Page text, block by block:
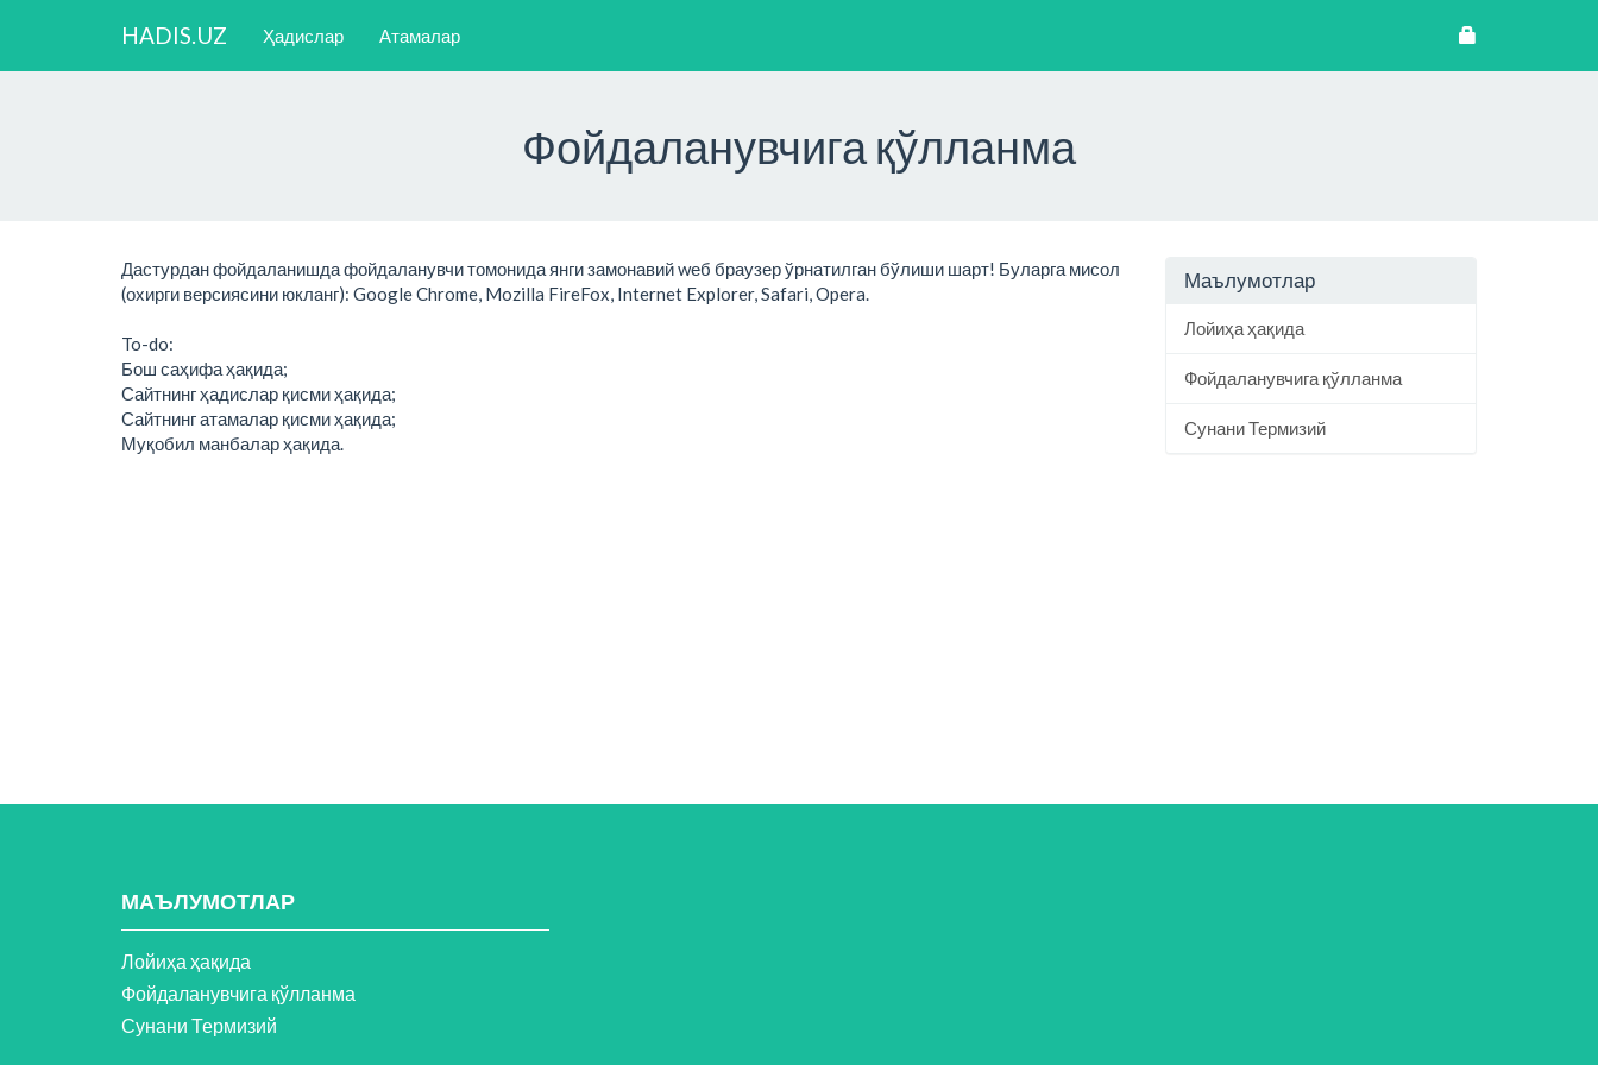
HADIS.UZ Ҳадислар Атамалар
Фойдаланувчига қўлланма
Дастурдан фойдаланишда фойдаланувчи томонида янги замонавий wеб браузер ўрнатилган бўлиши шарт! Буларга мисол
(охирги версиясини юкланг): Google Chrome, Mozilla FireFox, Internet Explorer, Safari, Opera.
To-do:
Бош саҳифа ҳақида;
Сайтнинг ҳадислар қисми ҳақида;
Сайтнинг атамалар қисми ҳақида;
Муқобил манбалар ҳақида.
Маълумотлар
Лойиҳа ҳақида
Фойдаланувчига қўлланма
Сунани Термизий
МАЪЛУМОТЛАР
Лойиҳа ҳақида
Фойдаланувчига қўлланма
Сунани Термизий